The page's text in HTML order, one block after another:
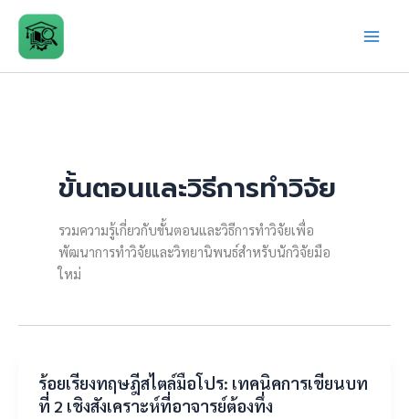
content
ขั้นตอนและวิธีการทำวิจัย
รวมความรู้เกี่ยวกับขั้นตอนและวิธีการทำวิจัยเพื่อ
พัฒนาการทำวิจัยและวิทยานิพนธ์สำหรับนักวิจัยมือ
ใหม่
ร้อยเรียงทฤษฎีสไตล์มือโปร: เทคนิคการเขียนบท
ที่ 2 เชิงสังเคราะห์ที่อาจารย์ต้องทึ่ง